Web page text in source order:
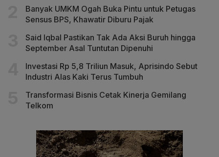
Banyak UMKM Ogah Buka Pintu untuk Petugas
Sensus BPS, Khawatir Diburu Pajak
Said Iqbal Pastikan Tak Ada Aksi Buruh hingga
September Asal Tuntutan Dipenuhi
Investasi Rp 5,8 Triliun Masuk, Aprisindo Sebut
Industri Alas Kaki Terus Tumbuh
Transformasi Bisnis Cetak Kinerja Gemilang
Telkom